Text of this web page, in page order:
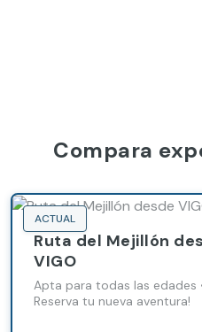
Compara
ACTUAL
Ruta del Mejillón
VIGO
Apta para todas las edades
Reserva tu nueva aventura!